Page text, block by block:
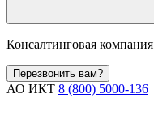
Консалтинговая компания
Перезвонить вам?
АО ИКТ 8 (800) 5000-136